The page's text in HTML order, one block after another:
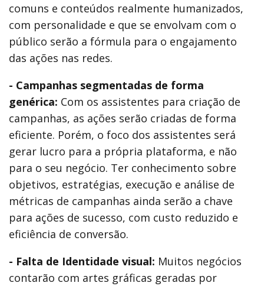
comuns e conteúdos realmente humanizados,
com personalidade e que se envolvam com o
público serão a fórmula para o engajamento
das ações nas redes.
- Campanhas segmentadas de forma
genérica: Com os assistentes para criação de
campanhas, as ações serão criadas de forma
eficiente. Porém, o foco dos assistentes será
gerar lucro para a própria plataforma, e não
para o seu negócio. Ter conhecimento sobre
objetivos, estratégias, execução e análise de
métricas de campanhas ainda serão a chave
para ações de sucesso, com custo reduzido e
eficiência de conversão.
- Falta de Identidade visual: Muitos negócios
contarão com artes gráficas geradas por